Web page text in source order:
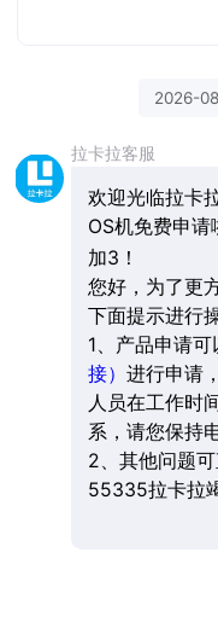
2026-
拉卡拉客服
欢迎光临拉卡
OS机免费申
加3！
您好，为了更
下面提示进行
1、产品申请
接） 进行申请
人员在工作时
系，请您保持
2、其他问题
55335拉卡拉